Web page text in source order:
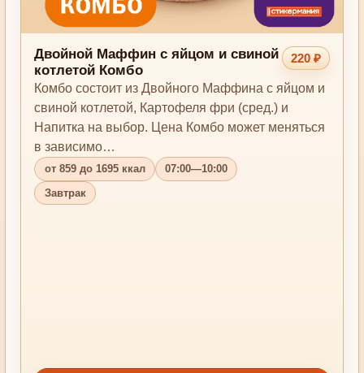
Двойной Маффин с яйцом и свиной
котлетой Комбо
220 ₽
Комбо состоит из Двойного Маффина с яйцом и
свиной котлетой, Картофеля фри (сред.) и
Напитка на выбор. Цена Комбо может меняться
в зависимо…
от 859 до 1695 ккал
07:00—10:00
Завтрак